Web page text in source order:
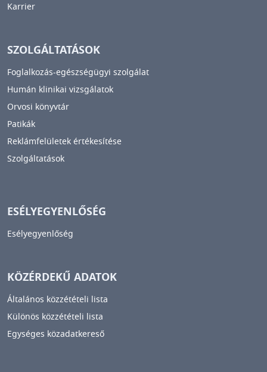
Karrier
SZOLGÁLTATÁSOK
Foglalkozás-egészségügyi szolgálat
Humán klinikai vizsgálatok
Orvosi könyvtár
Patikák
Reklámfelületek értékesítése
Szolgáltatások
ESÉLYEGYENLŐSÉG
Esélyegyenlőség
KÖZÉRDEKŰ ADATOK
Általános közzétételi lista
Különös közzétételi lista
Egységes közadatkereső